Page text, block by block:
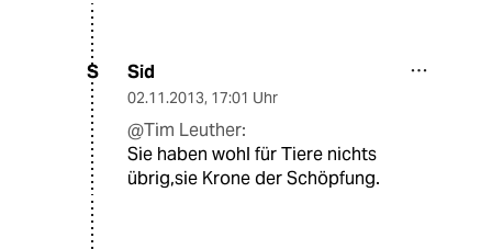
S Sid
02.11.2013, 17:01 Uhr
@Tim Leuther:
Sie haben wohl für Tiere nichts
übrig,sie Krone der Schöpfung.